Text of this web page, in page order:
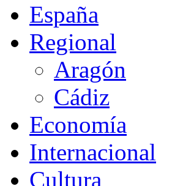
España
Regional
Aragón
Cádiz
Economía
Internacional
Cultura